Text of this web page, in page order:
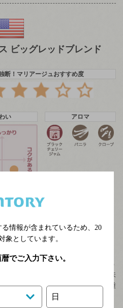
ビッグレッドブレンド
断！マリアージュおすすめ度
い アロマ
ンは最高、柿がお邪魔な組み
の通り、強い味わいになるぶどう
事で、さらに豊かで力強い果実味
フォルニア産の色々なぶどう品種
情報が含まれているため、 20
象としています。
でご入力下さい。
日